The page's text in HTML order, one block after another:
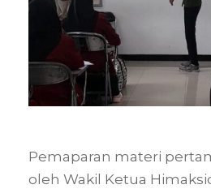
Pemaparan materi
oleh Wakil Ketua